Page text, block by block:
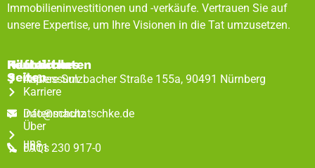
Immobilieninvestitionen und -verkäufe. Vertrauen Sie auf
unsere Expertise, um Ihre Visionen in die Tat umzusetzen.
Rechtliches
Impressum
Datenschutz
FAQs
Hilfreiche
Seiten
Karriere
Über
uns
Kontaktdaten
Äußere Sulzbacher Straße 155a, 90491 Nürnberg
info@machatschke.de
0911 230 917-0